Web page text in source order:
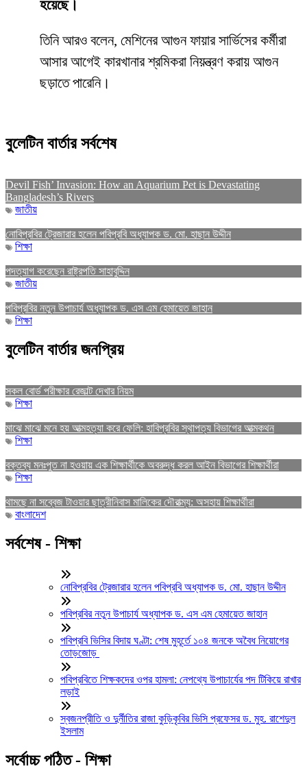
হয়েছে।
তিনি আরও বলেন, মেশিনের আগুন ফায়ার সার্ভিসের কর্মীরা
আসার আগেই কারখানার শ্রমিকরা নিয়ন্ত্রণ করায় আগুন
ছড়াতে পারেনি।
বুলেটিন বার্তার সর্বশেষ
Devil Fish’ Invasion: How an Aquarium Pet is Devastating
Bangladesh’s Rivers
জাতীয়
নোবিপ্রবির ট্রেজারার হলেন পবিপ্রবি অধ্যাপক ড. মো. হাছান উদ্দীন
শিক্ষা
পদত্যাগ করেছেন রাষ্ট্রপতি সাহাবুদ্দিন
জাতীয়
পবিপ্রবির নতুন উপাচার্য অধ্যাপক ড. এস এম হেমায়েত জাহান
শিক্ষা
বুলেটিন বার্তার জনপ্রিয়
সকল বোর্ড পরীক্ষার রেজাল্ট দেখার নিয়ম
শিক্ষা
মাঝে মাঝে মনে হয় আত্মহত্যা করে ফেলি: হাবিপ্রবির স্থাপত্য বিভাগের আত্মকথন
শিক্ষা
বক্তব্য মনঃপুত না হওয়ায় এক শিক্ষার্থীকে অবরুদ্ধ করল আইন বিভাগের শিক্ষার্থীরা
শিক্ষা
থামছে না সব্বেজ টাওয়ার ছাত্রীনিবাস মালিকের দৌরাত্ম্য: অসহায় শিক্ষার্থীরা
বাংলাদেশ
সর্বশেষ - শিক্ষা
নোবিপ্রবির ট্রেজারার হলেন পবিপ্রবি অধ্যাপক ড. মো. হাছান উদ্দীন
পবিপ্রবির নতুন উপাচার্য অধ্যাপক ড. এস এম হেমায়েত জাহান
পবিপ্রবি ভিসির বিদায় ঘণ্টা: শেষ মুহূর্তে ১০৪ জনকে অবৈধ নিয়োগের
তোড়জোড়
পবিপ্রবিতে শিক্ষকদের ওপর হামলা: নেপথ্যে উপাচার্যের পদ টিকিয়ে রাখার
লড়াই
স্বজনপ্রীতি ও দুর্নীতির রাজা কুড়িকৃবির ভিসি প্রফেসর ড. মুহ. রাশেদুল
ইসলাম
সর্বোচ্চ পঠিত - শিক্ষা